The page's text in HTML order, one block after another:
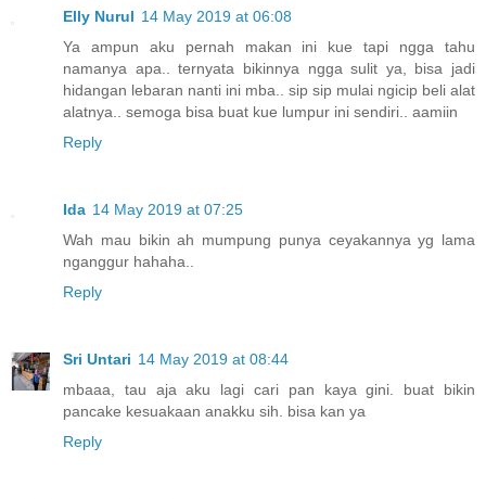
Elly Nurul 14 May 2019 at 06:08
Ya ampun aku pernah makan ini kue tapi ngga tahu
namanya apa.. ternyata bikinnya ngga sulit ya, bisa jadi
hidangan lebaran nanti ini mba.. sip sip mulai ngicip beli alat
alatnya.. semoga bisa buat kue lumpur ini sendiri.. aamiin
Reply
Ida 14 May 2019 at 07:25
Wah mau bikin ah mumpung punya ceyakannya yg lama
nganggur hahaha..
Reply
Sri Untari 14 May 2019 at 08:44
mbaaa, tau aja aku lagi cari pan kaya gini. buat bikin
pancake kesuakaan anakku sih. bisa kan ya
Reply